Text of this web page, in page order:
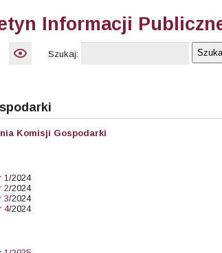
Informacji
Szukaj:
Komisji Gospodarki
1/2024
2/2024
3/2024
4/2024